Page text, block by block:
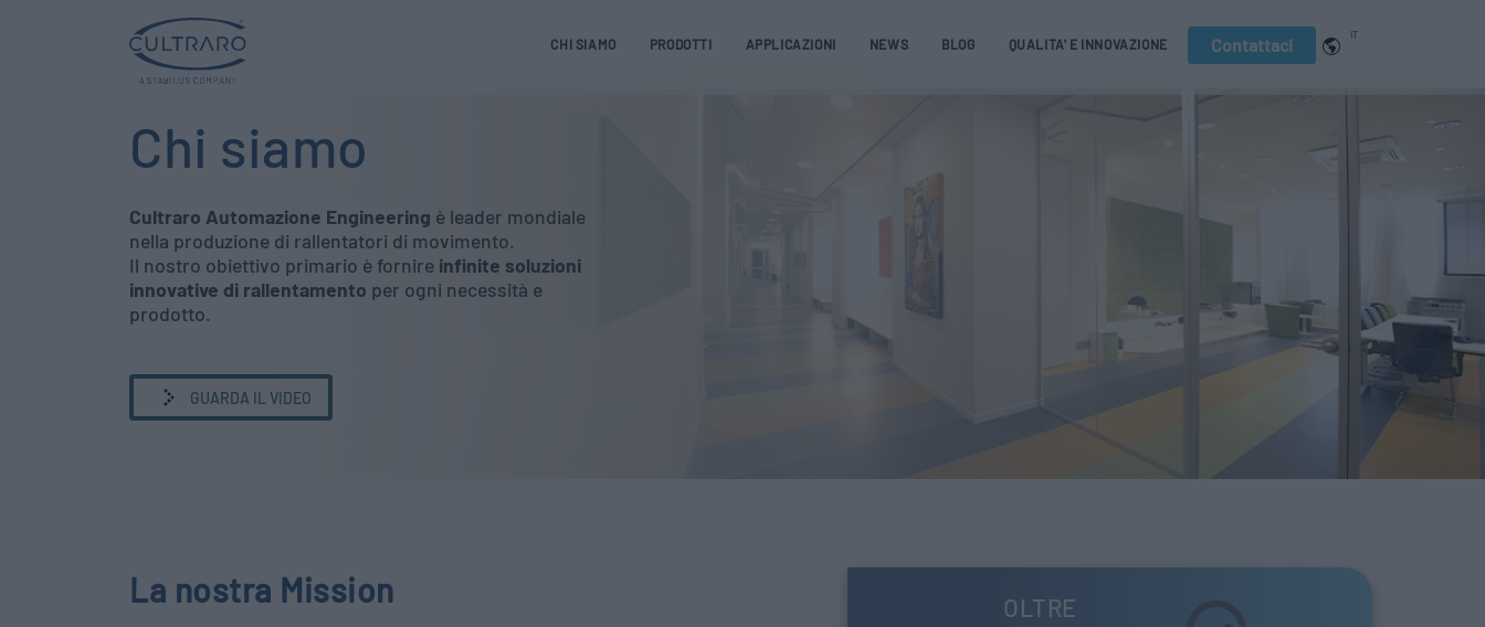
IT
CHI SIAMO PRODOTTI APPLICAZIONI NEWS BLOG QUALITA' E INNOVAZIONE Contattaci
Chi siamo
Cultraro Automazione Engineering è leader mondiale
nella produzione di rallentatori di movimento.
Il nostro obiettivo primario è fornire infinite soluzioni
innovative di rallentamento per ogni necessità e
prodotto.
GUARDA IL VIDEO
La nostra Mission OLTRE